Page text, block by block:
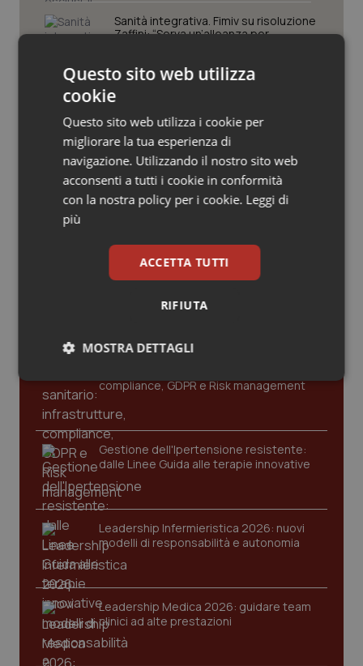
Oncologia & Nutrizione
Psoriasi & pelle
Quotidiano Cardiologia
Quotidiano Chirurgia
Quotidiano Oncologia
Quotidiano Pediatria
Rene & patologie urogenitali
Salute orale & impianti
Sangue & coagulazione
Tiroide
Tumore al seno
Tumore ovarico
Tumori del Polmone & Testa Collo
Tumori gastrointestinali
Sanità integrativa. Fimiv su risoluzione
Zaffini: “Serva un’alleanza per
FNCF e SCI firmano l’accordo quadro
scientifica
Comparto sanità. Siaps su rinnovo
contratto: “Bene risorse stanziate,
ma la distribuzione crea disparità tra
Ultime analisi e review da QS Pro
compliance, GDPR e Risk management
Gestione dell'Ipertensione resistente:
dalle Linee Guida alle terapie innovative
Leadership Infermieristica 2026: nuovi
modelli di responsabilità e autonomia
Leadership Medica 2026: guidare team
clinici ad alte prestazioni
Questo sito web utilizza
cookie
Questo sito web utilizza i cookie per
migliorare la tua esperienza di
navigazione. Utilizzando il nostro sito web
acconsenti a tutti i cookie in conformità
con la nostra policy per i cookie. Leggi di
più
ACCETTA TUTTI
RIFIUTA
MOSTRA DETTAGLI
Necessari Statistici Marketing
Necessari
I cookie necessari contribuiscono a rendere fruibile il
sito web abilitandone funzionalità di base quali la
navigazione sulle pagine e l'accesso alle aree
protette del sito. Il sito web non è in grado di
funzionare correttamente senza questi cookie.
Nome
Fornitore/Dominio
VISITOR_PRIVACY_METADATA
YouTube